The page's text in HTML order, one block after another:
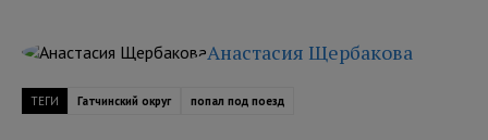
Анастасия Щербакова
ТЕГИ Гатчинский округ попал под поезд